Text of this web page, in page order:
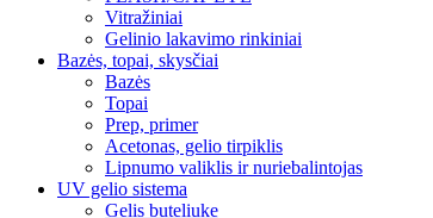
Vitražiniai
Gelinio lakavimo rinkiniai
Bazės, topai, skysčiai
Bazės
Topai
Prep, primer
Acetonas, gelio tirpiklis
Lipnumo valiklis ir nuriebalintojas
UV gelio sistema
Gelis buteliuke